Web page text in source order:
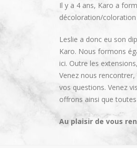
Il y a 4 ans, Karo a
décoloration/
Leslie a donc eu son
Karo. Nous formons
ici. Outre les
Venez nous
vos questions. Venez
offrons ainsi que
Au plaisir de vous